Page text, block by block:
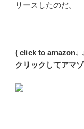
リースしたのだ。
( click to amazon↓
クリックしてアマ